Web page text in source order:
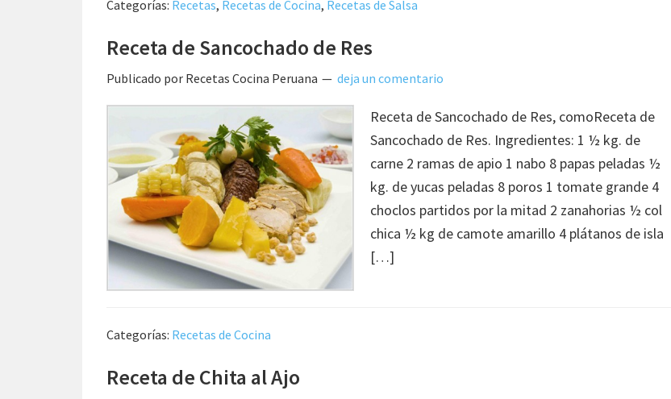
Categorías: Recetas, Recetas de Cocina, Recetas de Salsa
Receta de Sancochado de Res
Publicado por Recetas Cocina Peruana deja un comentario
Receta de Sancochado de Res, comoReceta de
Sancochado de Res. Ingredientes: 1 ½ kg. de
carne 2 ramas de apio 1 nabo 8 papas peladas ½
kg. de yucas peladas 8 poros 1 tomate grande 4
choclos partidos por la mitad 2 zanahorias ½ col
chica ½ kg de camote amarillo 4 plátanos de isla
[…]
Categorías: Recetas de Cocina
Receta de Chita al Ajo